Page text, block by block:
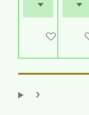
M'avertir si